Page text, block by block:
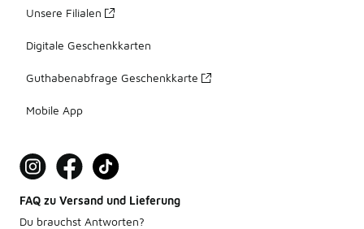
Unsere Filialen
Digitale Geschenkkarten
Guthabenabfrage Geschenkkarte
Mobile App
FAQ zu Versand und Lieferung
Du brauchst Antworten?